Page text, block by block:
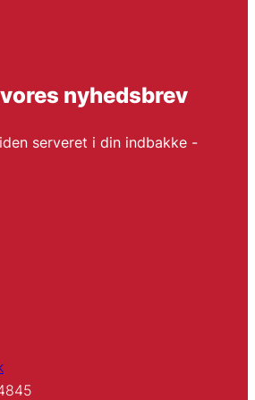
nyhedsbrev
serveret i din indbakke -